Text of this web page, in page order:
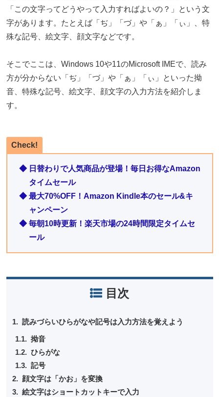
「この文字ってどうやって入力すればよいの？」という文
字があります。たとえば「ぢ」「づ」や「ぁ」「ぃ」、特
殊な記号、絵文字、顔文字などです。
そこでここは、Windows 10や11のMicrosoft IMEで、読み
方が分からない「ぢ」「づ」や「ぁ」「ぃ」といった拗
音、特殊な記号、絵文字、顔文字の入力方法を紹介しま
す。
Check!
◆ 日替わりで人気商品が登場！毎日お得なAmazon
タイムセール
◆ 最大70%OFF！Amazon Kindle本のセール&キ
ャンペーン
◆ 毎朝10時更新！楽天市場の24時間限定タイムセ
ール
目次
読みづらいひらがなや記号は入力方法を覚えよう
拗音
ひらがな
記号
顔文字は「かお」を変換
絵文字はショートカットキーで入力